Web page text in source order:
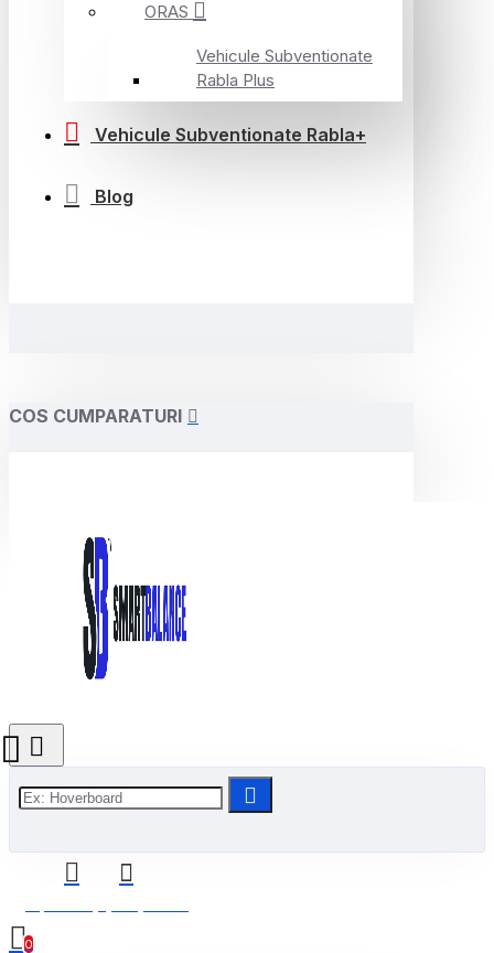
ORAS
Vehicule Subventionate
Rabla Plus
Vehicule Subventionate Rabla+
Blog
COS CUMPARATURI
0